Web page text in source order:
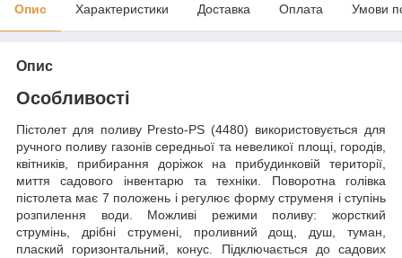
Опис Характеристики Доставка Оплата Умови
Опис
Особливості
Пістолет для поливу Presto-PS (4480) використовується для
ручного поливу газонів середньої та невеликої площі, городів,
квітників, прибирання доріжок на прибудинковій території,
миття садового інвентарю та техніки. Поворотна голівка
пістолета має 7 положень і регулює форму струменя і ступінь
розпилення води. Можливі режими поливу: жорсткий
струмінь, дрібні струмені, проливний дощ, душ, туман,
плаский горизонтальний, конус. Підключається до садових